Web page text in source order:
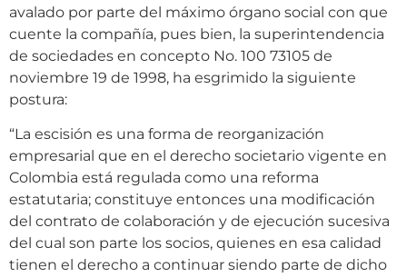
avalado por parte del máximo órgano social con que
cuente la compañía, pues bien, la superintendencia
de sociedades en concepto No. 100 73105 de
noviembre 19 de 1998, ha esgrimido la siguiente
postura:
“La escisión es una forma de reorganización
empresarial que en el derecho societario vigente en
Colombia está regulada como una reforma
estatutaria; constituye entonces una modificación
del contrato de colaboración y de ejecución sucesiva
del cual son parte los socios, quienes en esa calidad
tienen el derecho a continuar siendo parte de dicho